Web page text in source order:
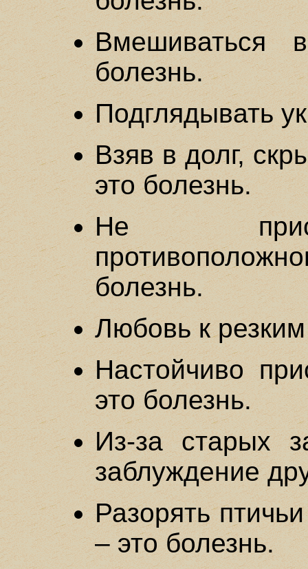
болезнь.
Подглядывать
Взяв в долг,
это болезнь.
Не
болезнь.
Любовь к
Настойчиво
это болезнь.
Из-за старых
заблуждение
Разорять
– это болезнь.